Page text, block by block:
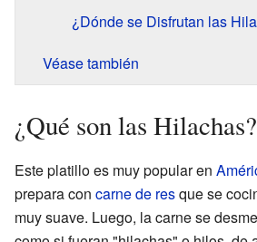
¿Dónde se Disfrutan las
Véase también
¿Qué son las Hilachas?
Este platillo es muy popular en
prepara con carne de resque se
muy suave. Luego, la carne se